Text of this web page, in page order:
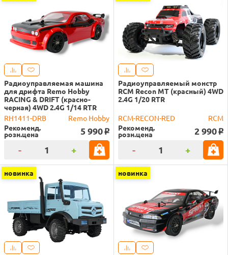
Радиоуправляемая машина
для дрифта Remo Hobby
RACING & DRIFT (красно-
черная) 4WD 2.4G 1/14 RTR
RH1411-DRB
Remo Hobby
Рекоменд.
розн.цена 5 990 o
- +
Радиоуправляемый монстр
RCM Recon MT (красный) 4WD
2.4G 1/20 RTR
RCM-RECON-RED
RCM
Рекоменд.
розн.цена 2 990 o
- +
новинка новинка